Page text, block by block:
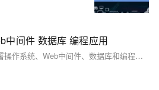
中间件 数据库 编程应用
通过Docker，可以轻松地部署操作系统、Web中间件、数据库和编程应用。本文详细介绍了使用Docker部署这些组件的基本步骤和命令，展示了如何通过Docker Compose编排多容器应用。希望本文能帮助开发者更高效地使用Docker进行应用部署和管理。